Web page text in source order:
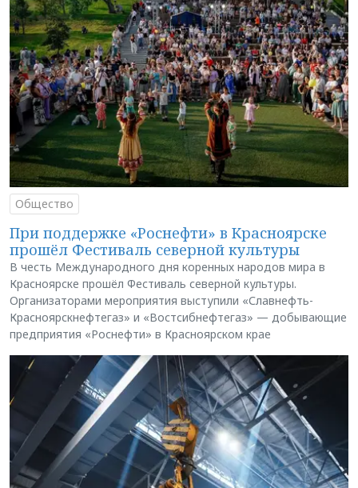
Общество
При поддержке «Роснефти» в Красноярске
прошёл Фестиваль северной культуры
В честь Международного дня коренных народов мира в
Красноярске прошёл Фестиваль северной культуры.
Организаторами мероприятия выступили «Славнефть-
Красноярскнефтегаз» и «Востсибнефтегаз» — добывающие
предприятия «Роснефти» в Красноярском крае